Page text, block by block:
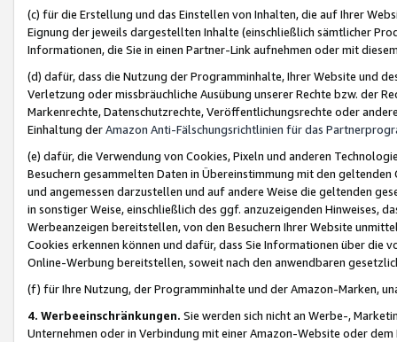
(c) für die Erstellung und das Einstellen von Inhalten, die auf Ihrer
Eignung der jeweils dargestellten Inhalte (einschließlich sämtlicher
Informationen, die Sie in einen Partner-Link aufnehmen oder mit
(d) dafür, dass die Nutzung der Programminhalte, Ihrer Website und
Verletzung oder missbräuchliche Ausübung unserer Rechte bzw. der
Markenrechte, Datenschutzrechte, Veröffentlichungsrechte oder
Einhaltung derAmazon Anti-Fälschungsrichtlinien für das
(e) dafür, die Verwendung von Cookies, Pixeln und anderen
Besuchern gesammelten Daten in Übereinstimmung mit den
und angemessen darzustellen und auf andere Weise die geltenden
in sonstiger Weise, einschließlich des ggf. anzuzeigenden Hinweises,
Werbeanzeigen bereitstellen, von den Besuchern Ihrer Website
Cookies erkennen können und dafür, dass Sie Informationen über die
Online-Werbung bereitstellen, soweit nach den anwendbaren
(f) für Ihre Nutzung, der Programminhalte und der Amazon-Marken,
4. Werbeeinschränkungen. Sie werden sich nicht an Werbe-,
Unternehmen oder in Verbindung mit einer Amazon-Website oder